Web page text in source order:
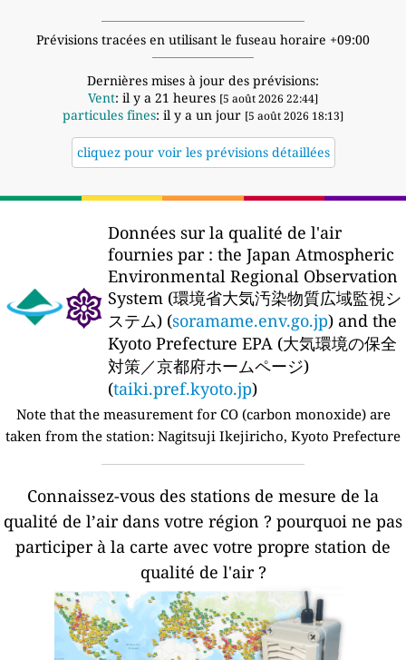
Prévisions tracées en utilisant le fuseau horaire +09:00
Dernières mises à jour des prévisions:
Vent: il y a 21 heures [5 août 2026 22:44]
particules fines: il y a un jour [5 août 2026 18:13]
cliquez pour voir les prévisions détaillées
Données sur la qualité de l'air
fournies par : the Japan Atmospheric
Environmental Regional Observation
System (環境省大気汚染物質広域監視シ
ステム) (soramame.env.go.jp) and the
Kyoto Prefecture EPA (大気環境の保全
対策／京都府ホームページ)
(taiki.pref.kyoto.jp)
Note that the measurement for CO (carbon monoxide) are
taken from the station: Nagitsuji Ikejiricho, Kyoto Prefecture
Connaissez-vous des stations de mesure de la
qualité de l’air dans votre région ? pourquoi ne pas
participer à la carte avec votre propre station de
qualité de l'air ?